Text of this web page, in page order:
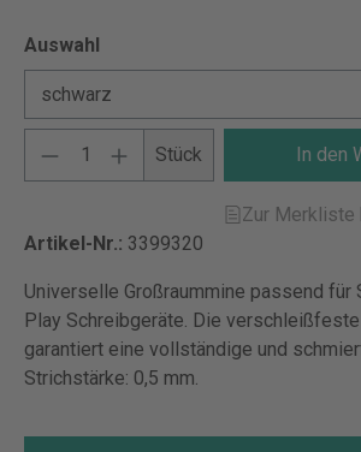
Auswahl
Stück In den
Zur Merkliste
Artikel-Nr.: 3399320
Universelle Großraummine passend für
Play Schreibgeräte. Die
garantiert eine vollständige und
Strichstärke: 0,5 mm.